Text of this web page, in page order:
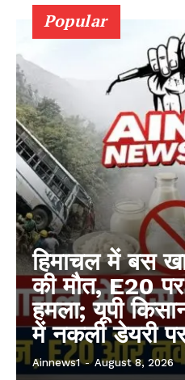
Popular
हिमाचल में बस
की मौत, E20 पर
हमला; यूपी
में नकली डेयरी
Ainnews1 - August 8, 2026